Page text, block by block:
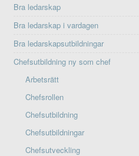
Bra ledarskap
Bra ledarskap i vardagen
Bra ledarskapsutbildningar
Chefsutbildning ny som chef
Arbetsrätt
Chefsrollen
Chefsutbildning
Chefsutbildningar
Chefsutveckling